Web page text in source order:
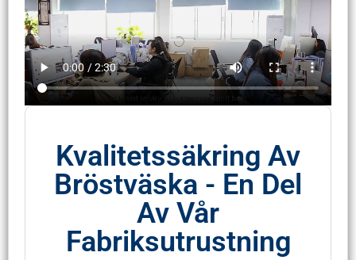
Kvalitetssäkring Av
Bröstväska - En Del
Av Vår
Fabriksutrustning